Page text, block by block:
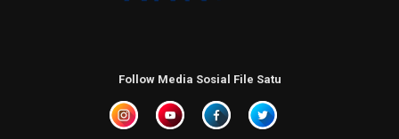
Follow Media Sosial File Satu